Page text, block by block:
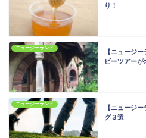
り！
ニュージーランド
【ニュージ
ビーツアーが
ニュージーランド
【ニュージ
グ３選